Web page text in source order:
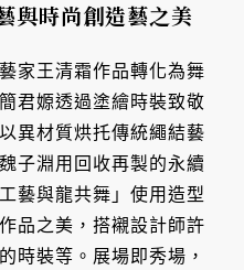
與時尚創造藝之美
家王清霜作品轉化為舞
君嫄透過塗繪時裝致敬
異材質烘托傳統繩結藝
子淵用回收再製的永續
藝與龍共舞」使用造型
品之美，搭襯設計師許
時裝等。展場即秀場，